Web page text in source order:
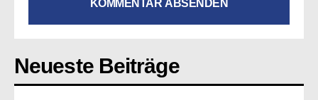
Neueste Beiträge